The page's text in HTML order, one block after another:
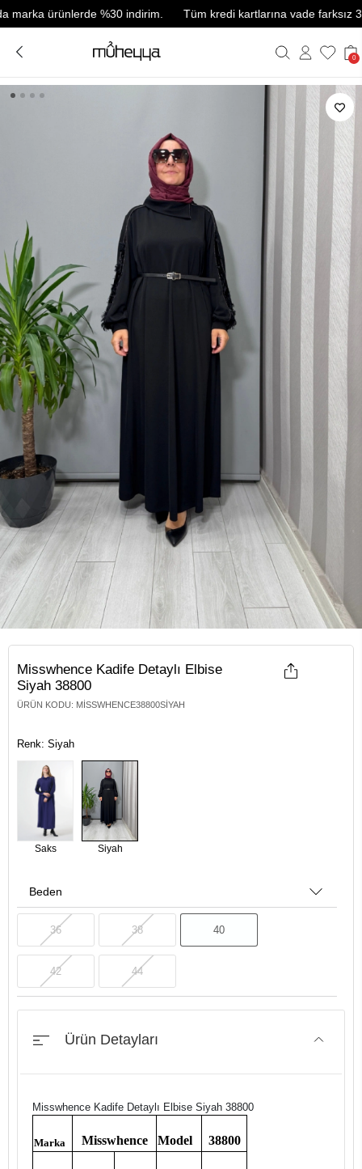
ürünlerde %30 indirim. Tüm kredi kartlarına vade farksız 3
0
Misswhence Kadife Detaylı Elbise
Siyah 38800
ÜRÜN KODU: MISSWHENCE38800SIYAH
Renk: Siyah
Saks Siyah
Beden
36 38 40
42 44
Ürün Detayları
Misswhence Kadife Detaylı Elbise Siyah 38800
Marka Misswhence Model 38800